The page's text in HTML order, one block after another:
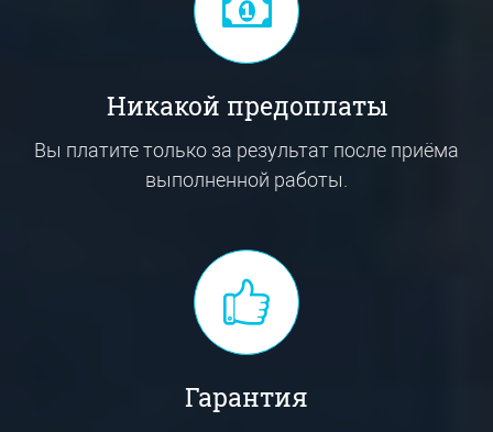
Никакой предоплаты
Вы платите только за результат после приёма
выполненной работы.
Гарантия